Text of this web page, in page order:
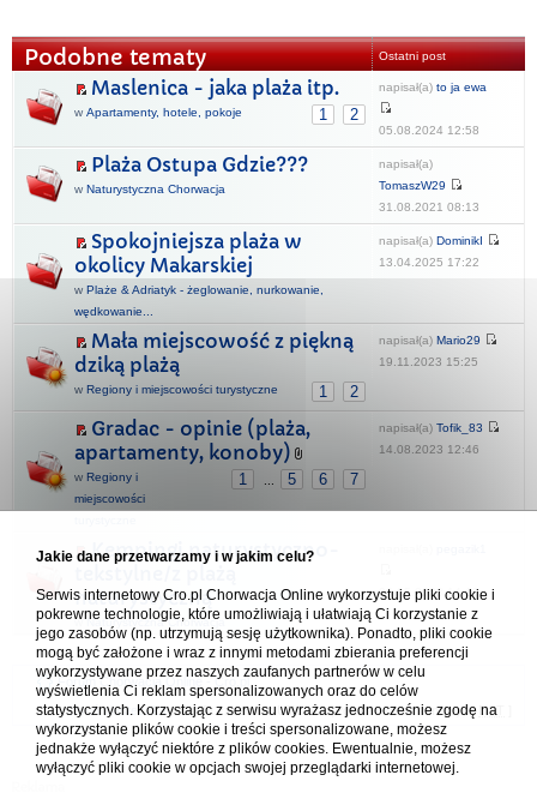
Podobne tematy Ostatni post
Maslenica - jaka plaża itp.
1 2
w Apartamenty, hotele, pokoje
napisał(a) to ja ewa
05.08.2024 12:58
Plaża Ostupa Gdzie???
w Naturystyczna Chorwacja
napisał(a)
TomaszW29
31.08.2021 08:13
Spokojniejsza plaża w
okolicy Makarskiej
w Plaże & Adriatyk - żeglowanie, nurkowanie,
wędkowanie...
napisał(a) DominikI
13.04.2025 17:22
Mała miejscowość z piękną
dziką plażą
1 2
w Regiony i miejscowości turystyczne
napisał(a) Mario29
19.11.2023 15:25
Gradac - opinie (plaża,
apartamenty, konoby)
1 ... 5 6 7
w Regiony i
miejscowości
napisał(a) Tofik_83
14.08.2023 12:46
Kempingi naturystyczno-
naturystyczną
wNaturystyczna Chorwacja
26.05.2023 14:12
Forum Chorwacja Online - Cro.pl
Usuń ciasteczka• Strefa czasowa: UTC + 1 (Polska - czas zimowy) [ DST
Jakie dane przetwarzamy i w jakim celu?
Serwis internetowy Cro.pl Chorwacja Online wykorzystuje pliki cookie i
pokrewne technologie, które umożliwiają i ułatwiają Ci korzystanie z
jego zasobów (np. utrzymują sesję użytkownika). Ponadto, pliki cookie
mogą być założone i wraz z innymi metodami zbierania preferencji
wykorzystywane przez naszych zaufanych partnerów w celu
wyświetlenia Ci reklam spersonalizowanych oraz do celów
statystycznych. Korzystając z serwisu wyrażasz jednocześnie zgodę na
wykorzystanie plików cookie i treści spersonalizowane, możesz
jednakże wyłączyć niektóre z plików cookies. Ewentualnie, możesz
wyłączyć pliki cookie w opcjach swojej przeglądarki internetowej.